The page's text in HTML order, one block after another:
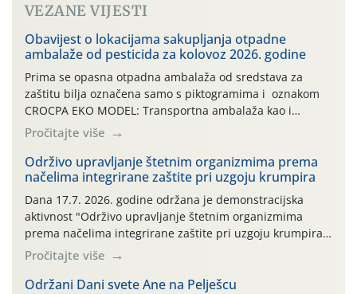
VEZANE VIJESTI
Obavijest o lokacijama sakupljanja otpadne
ambalaže od pesticida za kolovoz 2026. godine
Prima se opasna otpadna ambalaža od sredstava za
zaštitu bilja označena samo s piktogramima i oznakom
CROCPA EKO MODEL: Transportna ambalaža kao i
ambalaža drugih proizvoda koji nisu sredstva za zaštitu
bilja (npr. ambalaža od mineralnih gnojiva,) se ne
prihvaća. Korisnicima je osiguran besplatni povrat
prazne ambalaže isključivo ovih tvrtki: AGROCHEM-MAKS,
AGRONOM, ALBAUGH TKI* (PINUS […]
Pročitajte više
Održivo upravljanje štetnim organizmima prema
načelima integrirane zaštite pri uzgoju krumpira
Dana 17.7. 2026. godine održana je demonstracijska
aktivnost "Održivo upravljanje štetnim organizmima
prema načelima integrirane zaštite pri uzgoju krumpira"
na pokusnom polju "Poredje", kraj naselja Belica (ARKOD
parcela ID 2445031) (središnji dio Međimurske županije).
Pročitajte više
Održani Dani svete Ane na Pelješcu